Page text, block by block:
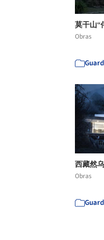
莫干山“
Obras
西藏然
Obras